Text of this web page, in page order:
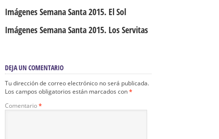
Imágenes Semana Santa 2015. El Sol
Imágenes Semana Santa 2015. Los Servitas
DEJA UN COMENTARIO
Tu dirección de correo electrónico no será publicada.
Los campos obligatorios están marcados con*
Comentario*